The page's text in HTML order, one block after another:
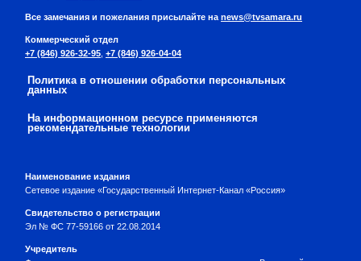
Все замечания и пожелания присылайте на news@tvsamara.ru
Коммерческий отдел
+7 (846) 926-32-95 +7 (846) 926-04-04
Политика в отношении обработки персональных
данных
На информационном ресурсе применяются
рекомендательные технологии
Наименование издания
Сетевое издание «Государственный Интернет-Канал «Россия»
Свидетельство о регистрации
Эл № ФС 77-59166 от 22.08.2014
Учредитель